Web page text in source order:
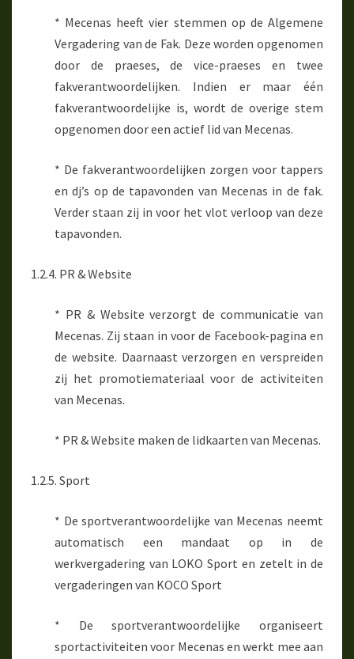
* Mecenas heeft vier stemmen op de Algemene
Vergadering van de Fak. Deze worden opgenomen
door de praeses, de vice-praeses en twee
fakverantwoordelijken. Indien er maar één
fakverantwoordelijke is, wordt de overige stem
opgenomen door een actief lid van Mecenas.
* De fakverantwoordelijken zorgen voor tappers
en dj’s op de tapavonden van Mecenas in de fak.
Verder staan zij in voor het vlot verloop van deze
tapavonden.
1.2.4. PR & Website
* PR & Website verzorgt de communicatie van
Mecenas. Zij staan in voor de Facebook-pagina en
de website. Daarnaast verzorgen en verspreiden
zij het promotiemateriaal voor de activiteiten
van Mecenas.
* PR & Website maken de lidkaarten van Mecenas.
1.2.5. Sport
* De sportverantwoordelijke van Mecenas neemt
automatisch een mandaat op in de
werkvergadering van LOKO Sport en zetelt in de
vergaderingen van KOCO Sport
* De sportverantwoordelijke organiseert
sportactiviteiten voor Mecenas en werkt mee aan